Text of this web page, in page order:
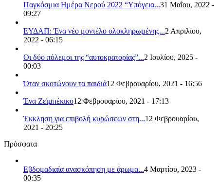
Παγκόσμια Ημέρα Νερού 2022 “Υπόγεια...31 Μαΐου, 2022 -
09:27
ΕΥΔΑΠ: Ένα νέο μοντέλο ολοκληρωμένης...2 Απριλίου,
2022 - 06:15
Οι δύο πόλεμοι της “αυτοκρατορίας”...2 Ιουλίου, 2025 -
00:03
Όταν σκοτώνουν τα παιδιά12 Φεβρουαρίου, 2021 - 16:56
Ένα Ζεϊμπέκικο12 Φεβρουαρίου, 2021 - 17:13
Έκκληση για επιβολή κυρώσεων στη...12 Φεβρουαρίου,
2021 - 20:25
Πρόσφατα
Εβδομαδιαία ανασκόπηση με άρωμα...4 Μαρτίου, 2023 -
00:35